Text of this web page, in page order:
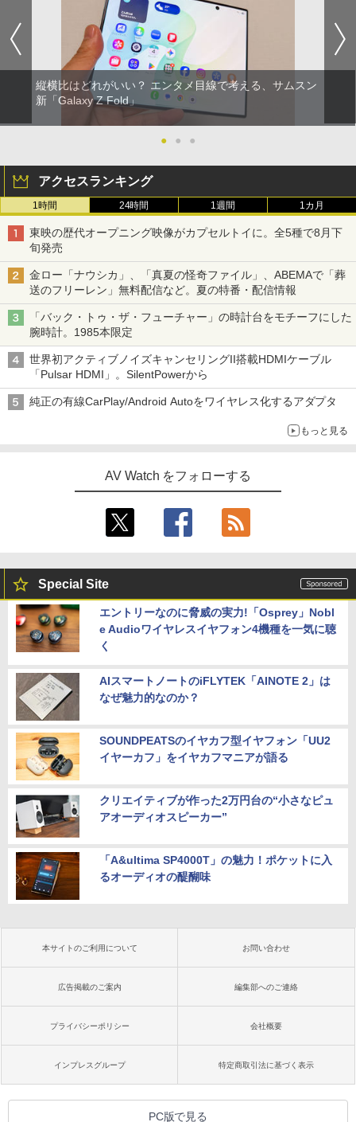
縦横比はどれがいい？ エンタメ目線で考える、サムスン
新「Galaxy Z Fold」
● ● ●
アクセスランキング
1時間 24時間 1週間 1カ月
東映の歴代オープニング映像がカプセルトイに。全5種で8月下
旬発売
金ロー「ナウシカ」、「真夏の怪奇ファイル」、ABEMAで「葬
送のフリーレン」無料配信など。夏の特番・配信情報
「バック・トゥ・ザ・フューチャー」の時計台をモチーフにした
腕時計。1985本限定
世界初アクティブノイズキャンセリングII搭載HDMIケーブル
「Pulsar HDMI」。SilentPowerから
純正の有線CarPlay/Android Autoをワイヤレス化するアダプタ
もっと見る
AV Watch をフォローする
Special Site
エントリーなのに脅威の実力!「Osprey」Nobl
e Audioワイヤレスイヤフォン4機種を一気に聴
く
AIスマートノートのiFLYTEK「AINOTE 2」は
なぜ魅力的なのか？
SOUNDPEATSのイヤカフ型イヤフォン「UU2
イヤーカフ」をイヤカフマニアが語る
クリエイティブが作った2万円台の“小さなピュ
アオーディオスピーカー”
「A&ultima SP4000T」の魅力！ポケットに入
るオーディオの醍醐味
本サイトのご利用について お問い合わせ
広告掲載のご案内 編集部へのご連絡
プライバシーポリシー 会社概要
インプレスグループ 特定商取引法に基づく表示
PC版で見る